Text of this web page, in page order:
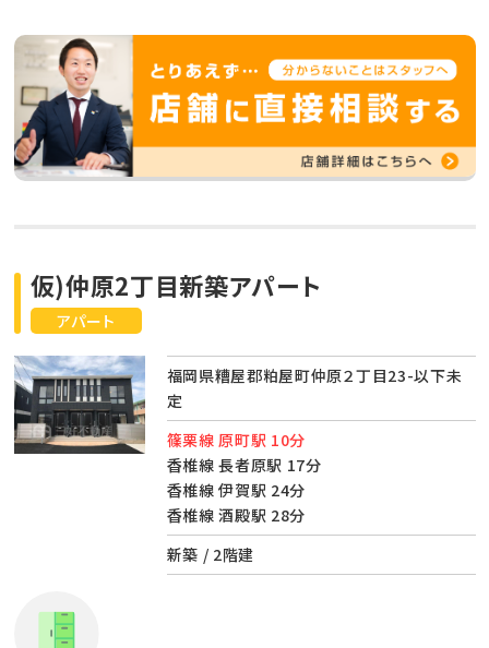
アパート
仮)仲原2丁目新築アパート
福岡県糟屋郡粕屋町仲原２丁目23-以下未
定
篠栗線 原町駅 10分
香椎線 長者原駅 17分
香椎線 伊賀駅 24分
香椎線 酒殿駅 28分
新築 / 2階建